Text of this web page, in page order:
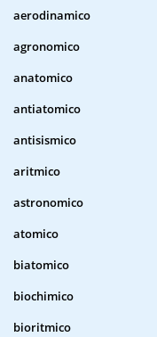
aerodinamico
agronomico
anatomico
antiatomico
antisismico
aritmico
astronomico
atomico
biatomico
biochimico
bioritmico